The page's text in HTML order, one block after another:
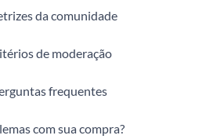
da comunidade
de moderação
frequentes
com sua compra?